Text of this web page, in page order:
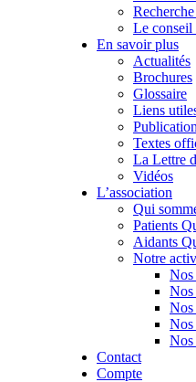
Le conseil
En savoir plus
Actualités
Brochures
Glossaire
Liens
Textes
La Lettre
Vidéos
L’association
Qui
Patients
Aidants
Notre
Nos
Nos
Nos
Nos
Nos
Contact
Compte